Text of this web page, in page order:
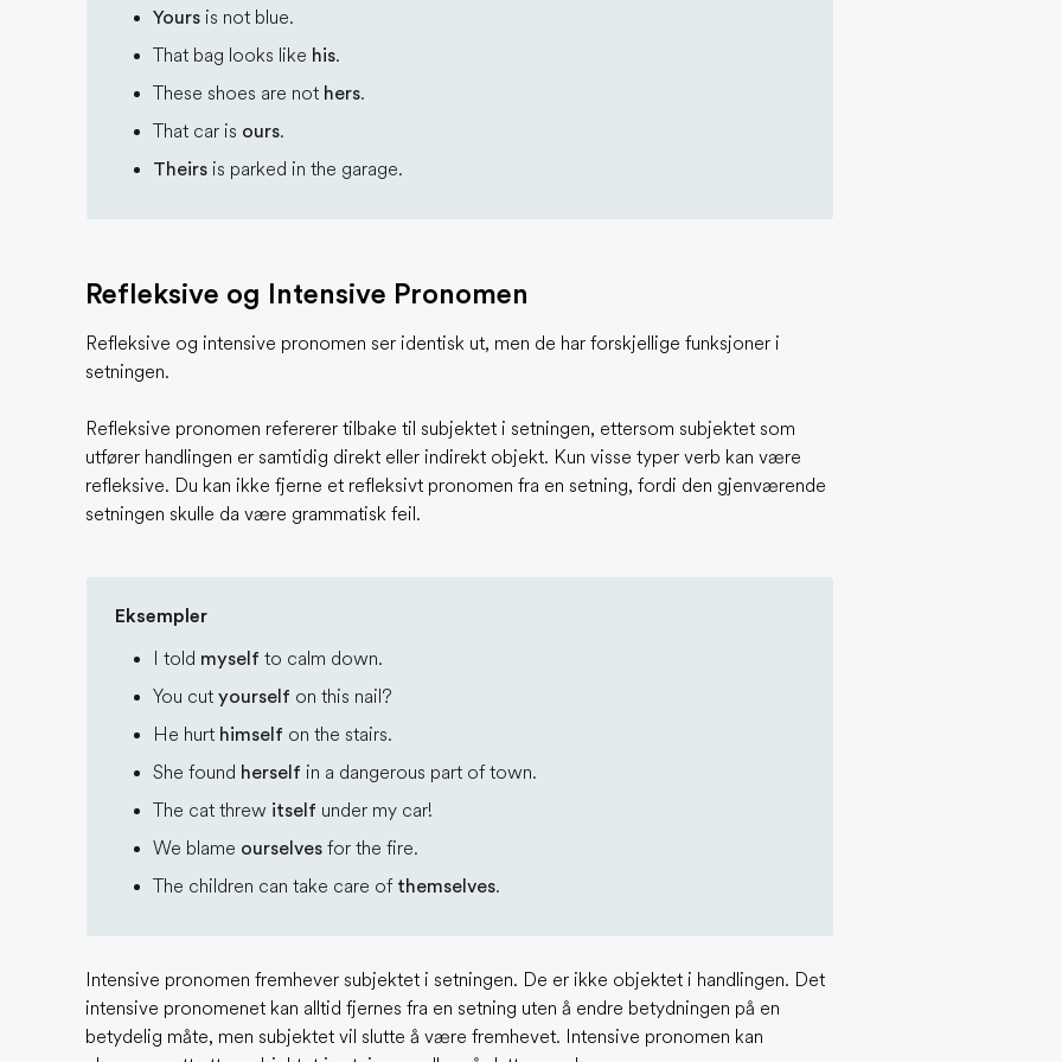
Yours is not blue.
That bag looks like his.
These shoes are not hers.
That car is ours.
Theirs is parked in the garage.
Refleksive og Intensive Pronomen
Refleksive og intensive pronomen ser identisk ut, men de har forskjellige funksjoner i
setningen.
Refleksive pronomen refererer tilbake til subjektet i setningen, ettersom subjektet som
utfører handlingen er samtidig direkt eller indirekt objekt. Kun visse typer verb kan være
refleksive. Du kan ikke fjerne et refleksivt pronomen fra en setning, fordi den gjenværende
setningen skulle da være grammatisk feil.
Eksempler
I told myself to calm down.
You cut yourself on this nail?
He hurt himself on the stairs.
She found herself in a dangerous part of town.
The cat threw itself under my car!
We blame ourselves for the fire.
The children can take care of themselves.
Intensive pronomen fremhever subjektet i setningen. De er ikke objektet i handlingen. Det
intensive pronomenet kan alltid fjernes fra en setning uten å endre betydningen på en
betydelig måte, men subjektet vil slutte å være fremhevet. Intensive pronomen kan